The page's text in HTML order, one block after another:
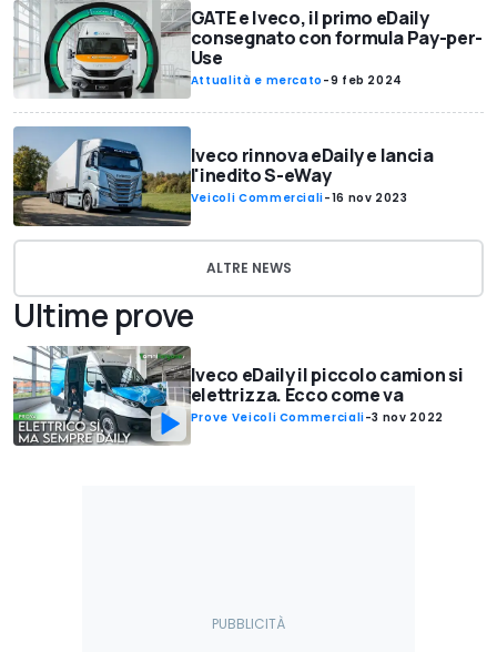
GATE e Iveco, il primo eDaily
consegnato con formula Pay-per-
Use
Attualità e mercato -9 feb 2024
Iveco rinnova eDaily e lancia
l'inedito S-eWay
Veicoli Commerciali-16 nov 2023
ALTRE NEWS
Ultime prove
Iveco eDaily il piccolo camion si
elettrizza. Ecco come va
Prove Veicoli Commerciali-3 nov 2022